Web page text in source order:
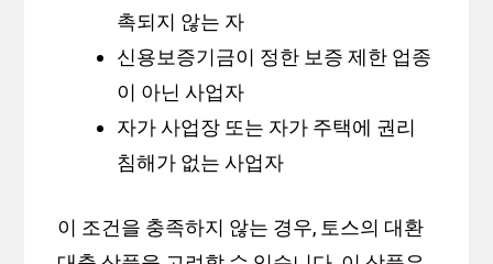
촉되지 않는 자
신용보증기금이 정한 보증 제한 업종
이 아닌 사업자
자가 사업장 또는 자가 주택에 권리
침해가 없는 사업자
이 조건을 충족하지 않는 경우, 토스의 대환